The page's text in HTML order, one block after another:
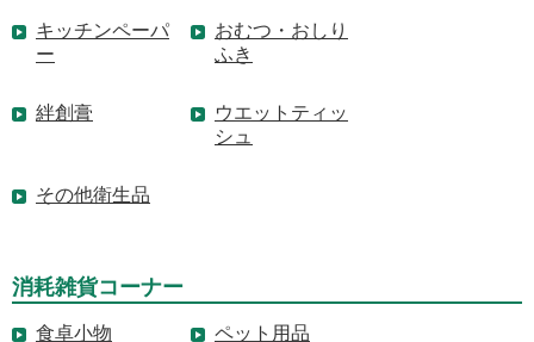
キッチンペーパ
ー
おむつ・おしり
ふき
絆創膏
ウエットティッ
シュ
その他衛生品
消耗雑貨コーナー
食卓小物 ペット用品